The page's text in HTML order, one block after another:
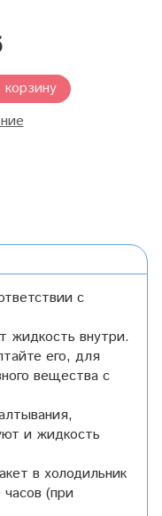
с
жидкость внутри.
его, для
вещества с
и жидкость
в холодильник
(при